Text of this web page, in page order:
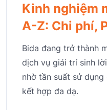
Kinh nghiệm
A-Z: Chi phí,
Bida đang trở thành
dịch vụ giải trí sinh
nhờ tần suất sử
kết hợp đa dạ.